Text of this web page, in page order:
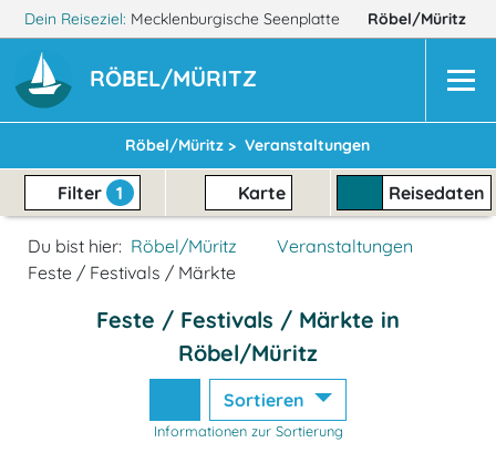
Dein Reiseziel: Mecklenburgische Seenplatte Röbel/Müritz
RÖBEL/MÜRITZ
Röbel/Müritz > Veranstaltungen
Filter 1 Karte Reisedaten
Du bist hier: Röbel/Müritz
Veranstaltungen
Feste / Festivals / Märkte
Feste / Festivals / Märkte in
Röbel/Müritz
Sortieren
Informationen zur Sortierung